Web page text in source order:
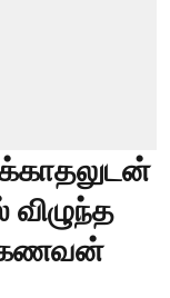
கணவன்